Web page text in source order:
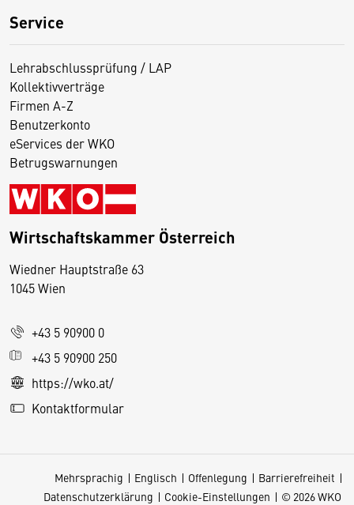
Service
Lehrabschlussprüfung / LAP
Kollektivverträge
Firmen A-Z
Benutzerkonto
eServices der WKO
Betrugswarnungen
Wirtschaftskammer Österreich
Wiedner Hauptstraße 63
1045 Wien
+43 5 90900 0
+43 5 90900 250
https://wko.at/
Kontaktformular
Mehrsprachig Englisch Offenlegung
Barrierefreiheit
Datenschutzerklärung
Cookie-Einstellungen © 2026 WKO
D
s
e
S
e